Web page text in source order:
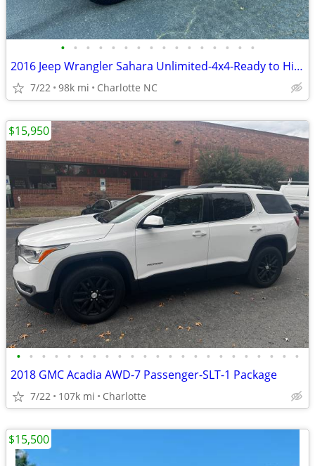
• • • • • • • • • • • • • • • •
2016 Jeep Wrangler Sahara Unlimited-4x4-Ready to Hit the Trails !!
7/22 98k mi Charlotte NC
• • • • • • • • • • • • • • • • • • • • • • •
2018 GMC Acadia AWD-7 Passenger-SLT-1 Package
7/22 107k mi Charlotte
$15,950
$15,500